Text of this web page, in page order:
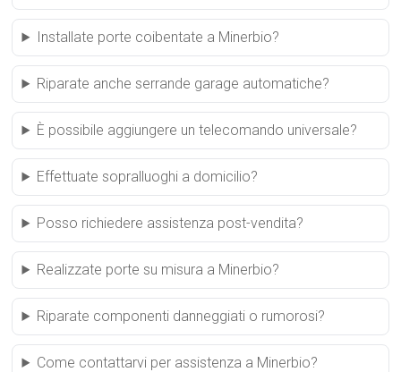
Installate porte coibentate a Minerbio?
Riparate anche serrande garage automatiche?
È possibile aggiungere un telecomando universale?
Effettuate sopralluoghi a domicilio?
Posso richiedere assistenza post-vendita?
Realizzate porte su misura a Minerbio?
Riparate componenti danneggiati o rumorosi?
Come contattarvi per assistenza a Minerbio?